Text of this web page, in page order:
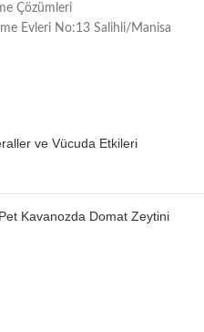
Çözümleri
Evleri No:13 Salihli/Manisa
ve Vücuda Etkileri
Kavanozda Domat Zeytini